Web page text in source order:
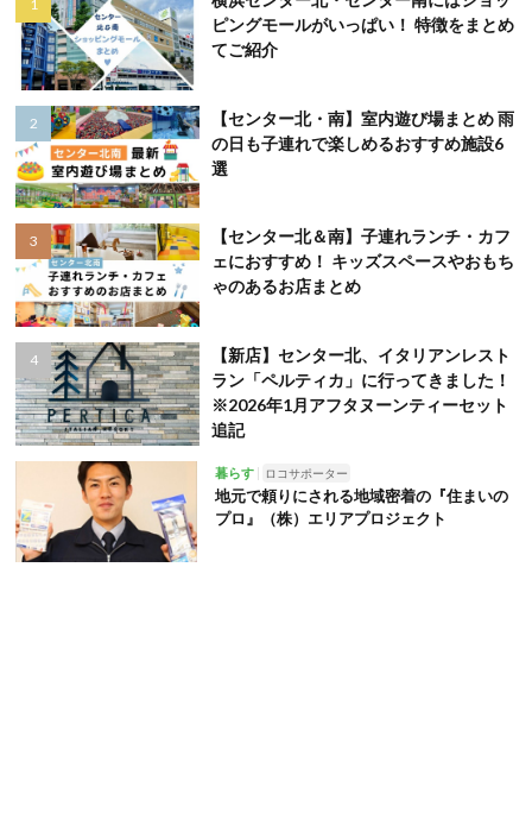
ピングモールがいっぱい！ 特徴をまとめ
てご紹介
【センター北・南】室内遊び場まとめ 雨
の日も子連れで楽しめるおすすめ施設6
選
【センター北＆南】子連れランチ・カフ
ェにおすすめ！ キッズスペースやおもち
ゃのあるお店まとめ
【新店】センター北、イタリアンレスト
ラン「ペルティカ」に行ってきました！
※2026年1月アフタヌーンティーセット
追記
暮らす ロコサポーター
地元で頼りにされる地域密着の『住まいの
プロ』（株）エリアプロジェクト